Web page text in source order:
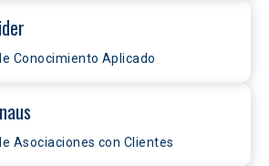
Conocimiento Aplicado
Asociaciones con Clientes